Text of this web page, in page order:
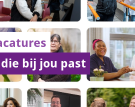
bij jou past